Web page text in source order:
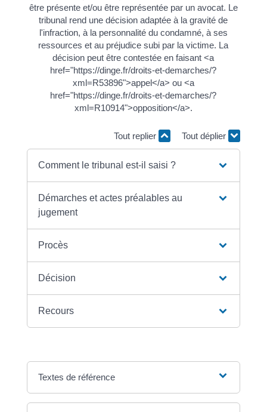
être présente et/ou être représentée par un avocat. Le
tribunal rend une décision adaptée à la gravité de
l'infraction, à la personnalité du condamné, à ses
ressources et au préjudice subi par la victime. La
décision peut être contestée en faisant <a
href="https://dinge.fr/droits-et-demarches/?
xml=R53896">appel</a> ou <a
href="https://dinge.fr/droits-et-demarches/?
xml=R10914">opposition</a>.
Tout replier Tout déplier
Comment le tribunal est-il saisi ?
Démarches et actes préalables au
jugement
Procès
Décision
Recours
Textes de référence